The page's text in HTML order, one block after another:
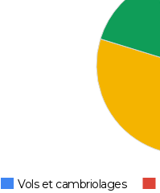
Vols et cambriolages